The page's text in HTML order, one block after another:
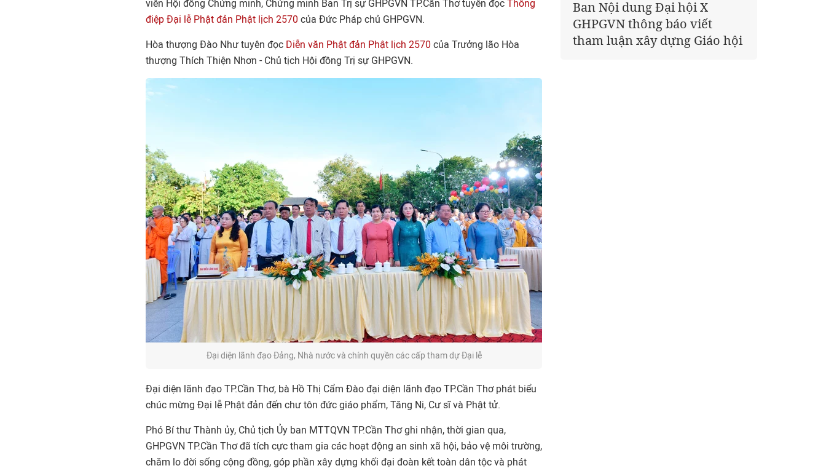
viên Hội đồng Chứng minh, Chứng minh Ban Trị sự GHPGVN TP.Cần Thơ tuyên đọc Thông
điệp Đại lễ Phật đản Phật lịch 2570 của Đức Pháp chủ GHPGVN.
Hòa thượng Đào Như tuyên đọc Diễn văn Phật đản Phật lịch 2570 của Trưởng lão Hòa
thượng Thích Thiện Nhơn - Chủ tịch Hội đồng Trị sự GHPGVN.
Đại diện lãnh đạo Đảng, Nhà nước và chính quyền các cấp tham dự Đại lễ
Đại diện lãnh đạo TP.Cần Thơ, bà Hồ Thị Cẩm Đào đại diện lãnh đạo TP.Cần Thơ phát biểu
chúc mừng Đại lễ Phật đản đến chư tôn đức giáo phẩm, Tăng Ni, Cư sĩ và Phật tử.
Phó Bí thư Thành ủy, Chủ tịch Ủy ban MTTQVN TP.Cần Thơ ghi nhận, thời gian qua,
GHPGVN TP.Cần Thơ đã tích cực tham gia các hoạt động an sinh xã hội, bảo vệ môi trường,
chăm lo đời sống cộng đồng, góp phần xây dựng khối đại đoàn kết toàn dân tộc và phát
Giáo hội kêu gọi Tăng Ni,
Phật tử cả nước thể hiện tấm
lòng tri ân trọn vẹn nghĩa